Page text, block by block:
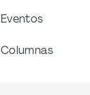
Eventos
Columnas